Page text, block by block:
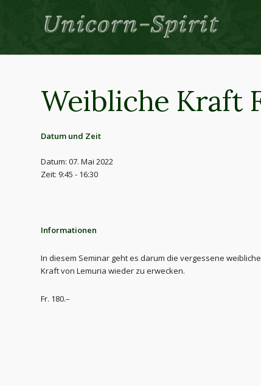
Weibliche Kraft
Datum und Zeit
Datum: 07. Mai 2022
Zeit: 9:45 - 16:30
Informationen
In diesem Seminar geht es darum die vergessene weibliche
Kraft von Lemuria wieder zu erwecken.
Fr. 180.–